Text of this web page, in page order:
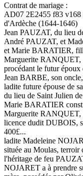
Contrat de mariage :
AD07 2E2455 f83
d'Ardèche (1644-1646)
Jean PAUZAT, du lieu
André PAUZAT, et
et Marie BARATIER,
Marguerite RANQUET,
procédant le futur
Jean BARBE, son
ladite future épouse de
du lieu de Saint Julien
Marie BARATIER
Marguerite RANQUET,
licence dudit DUBOIS,
400£...
ladite Madeleine
située au Moulas, terroir
l'héritage de feu
NOJARET a à prendre